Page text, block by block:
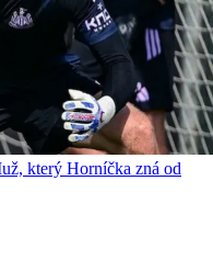
který Horníčka zná od